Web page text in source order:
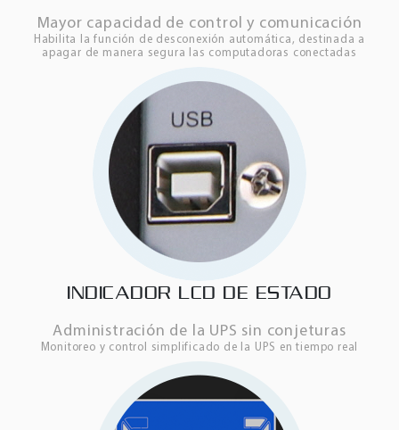
Mayor capacidad de control y comunicación
Habilita la función de desconexión automática, destinada a
apagar de manera segura las computadoras conectadas
INDICADOR LCD DE ESTADO
Administración de la UPS sin conjeturas
Monitoreo y control simplificado de la UPS en tiempo real